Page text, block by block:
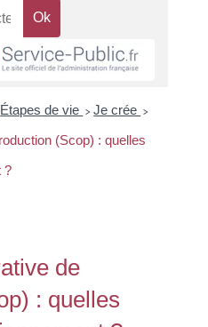
Étapes de vie > Je crée >
(Scop) : quelles
?
de
: quelles